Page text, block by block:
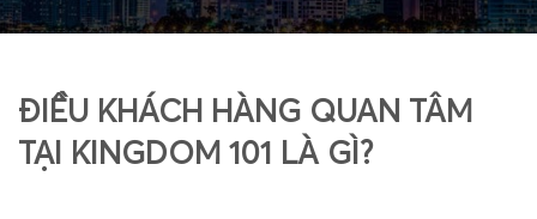
ĐIỀU KHÁCH HÀNG QUAN TÂM
TẠI KINGDOM 101 LÀ GÌ?